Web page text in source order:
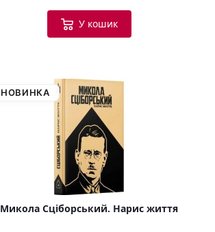
У кошик
НОВИНКА
Микола Сціборський. Нарис життя